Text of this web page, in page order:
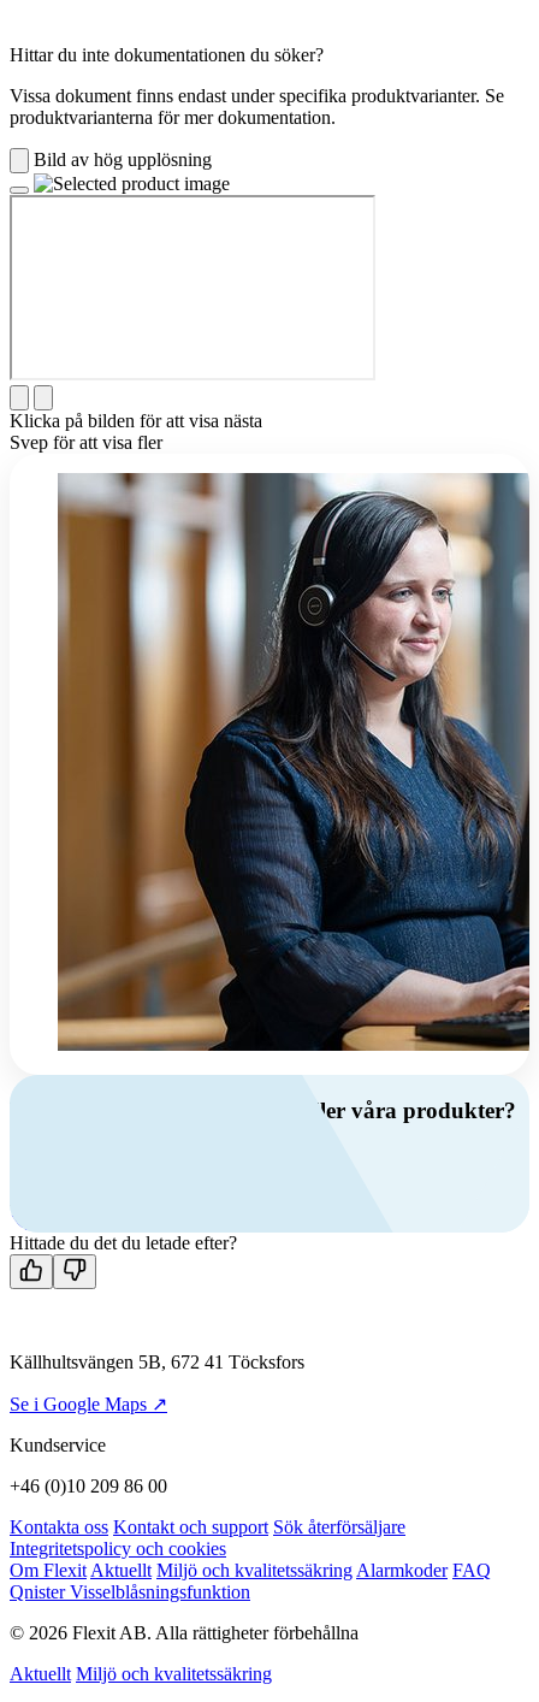
Hittar du inte dokumentationen du söker?
Vissa dokument finns endast under specifika produktvarianter. Se
produktvarianterna för mer dokumentation.
Bild av hög upplösning
Klicka på bilden för att visa nästa
Svep för att visa fler
Har du frågor om ventilation eller våra produkter?
Kontakta oss
Hittade du det du letade efter?
Källhultsvängen 5B, 672 41 Töcksfors
Se i Google Maps ↗
Kundservice
+46 (0)10 209 86 00
Kontakta oss Kontakt och support Sök återförsäljare
Integritetspolicy och cookies
Om Flexit Aktuellt Miljö och kvalitetssäkring Alarmkoder FAQ
Qnister Visselblåsningsfunktion
© 2026 Flexit AB. Alla rättigheter förbehållna
Aktuellt Miljö och kvalitetssäkring